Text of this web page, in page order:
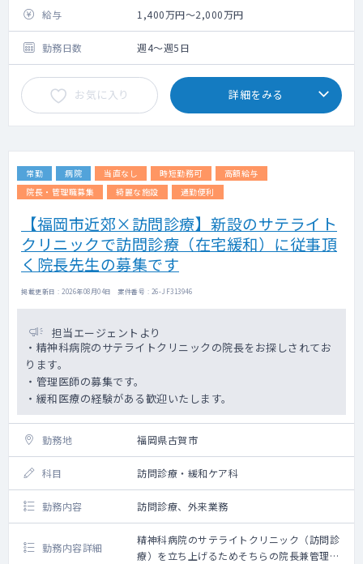
給与
1,400万円～2,000万円
勤務日数 週4～週5日
お気に入り 詳細をみる
常勤 病院 当直なし 時短勤務可
高額給与
院長・管理職募集
綺麗な施設 通勤便利
【福岡市近郊×訪問診療】新設のサテライト
クリニックで訪問診療（在宅緩和）に従事頂
く院長先生の募集です
掲載更新日 : 2026年08月04日 案件番号 : 26-JF313946
担当エージェントより
・精神科病院のサテライトクリニックの院長をお探しされてお
ります。
・管理医師の募集です。
・緩和医療の経験がある歓迎いたします。
勤務地 福岡県古賀市
科目 訪問診療・緩和ケア科
勤務内容 訪問診療、外来業務
勤務内容詳細
精神科病院のサテライトクリニック（訪問診
療）を立ち上げるためそちらの院長兼管理者